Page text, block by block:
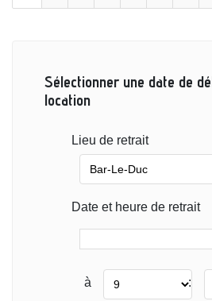
Sélectionner une date de
location
Lieu de retrait
Date et heure de retrait
à :